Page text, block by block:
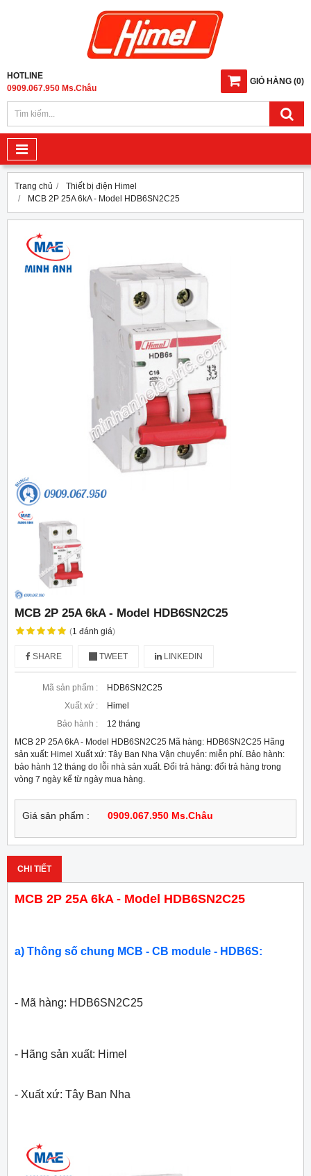
GIỎ HÀNG (0)
HOTLINE
0909.067.950 Ms.Châu
Trang chủ
Thiết bị điện Himel
MCB 2P 25A 6kA - Model HDB6SN2C25
MCB 2P 25A 6kA - Model HDB6SN2C25
(1 đánh giá)
SHARE TWEET LINKEDIN
Mã sản phẩm :
HDB6SN2C25
Xuất xứ :
Himel
Bảo hành :
12 tháng
MCB 2P 25A 6kA - Model HDB6SN2C25 Mã hàng: HDB6SN2C25 Hãng
sản xuất: Himel Xuất xứ: Tây Ban Nha Vận chuyển: miễn phí. Bảo hành:
bảo hành 12 tháng do lỗi nhà sản xuất. Đổi trả hàng: đổi trả hàng trong
vòng 7 ngày kể từ ngày mua hàng.
Giá sản phẩm : 0909.067.950 Ms.Châu
CHI TIẾT
MCB 2P 25A 6kA - Model HDB6SN2C25
a) Thông số chung MCB - CB module - HDB6S:
- Mã hàng: HDB6SN2C25
- Hãng sản xuất: Himel
- Xuất xứ: Tây Ban Nha